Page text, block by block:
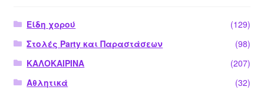
Είδη χορού
(129)
Στολές Party και Παραστάσεων
(98)
ΚΑΛΟΚΑΙΡΙΝΑ
(207)
Αθλητικά
(32)